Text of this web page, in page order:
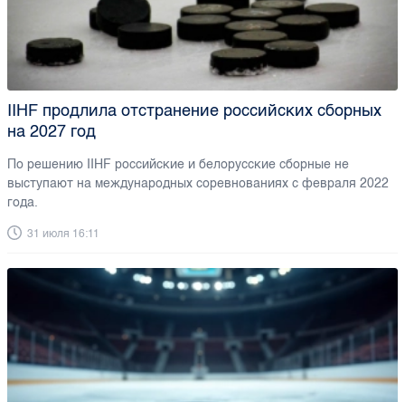
IIHF продлила отстранение российских сборных
на 2027 год
По решению IIHF российские и белорусские сборные не
выступают на международных соревнованиях с февраля 2022
года.
31 июля 16:11